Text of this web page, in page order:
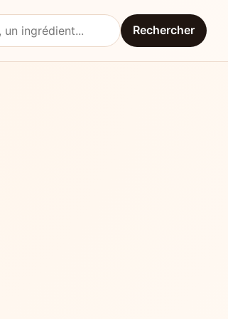
Rechercher